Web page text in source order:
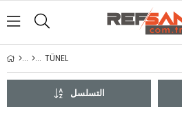
TÜNEL
التسلسل